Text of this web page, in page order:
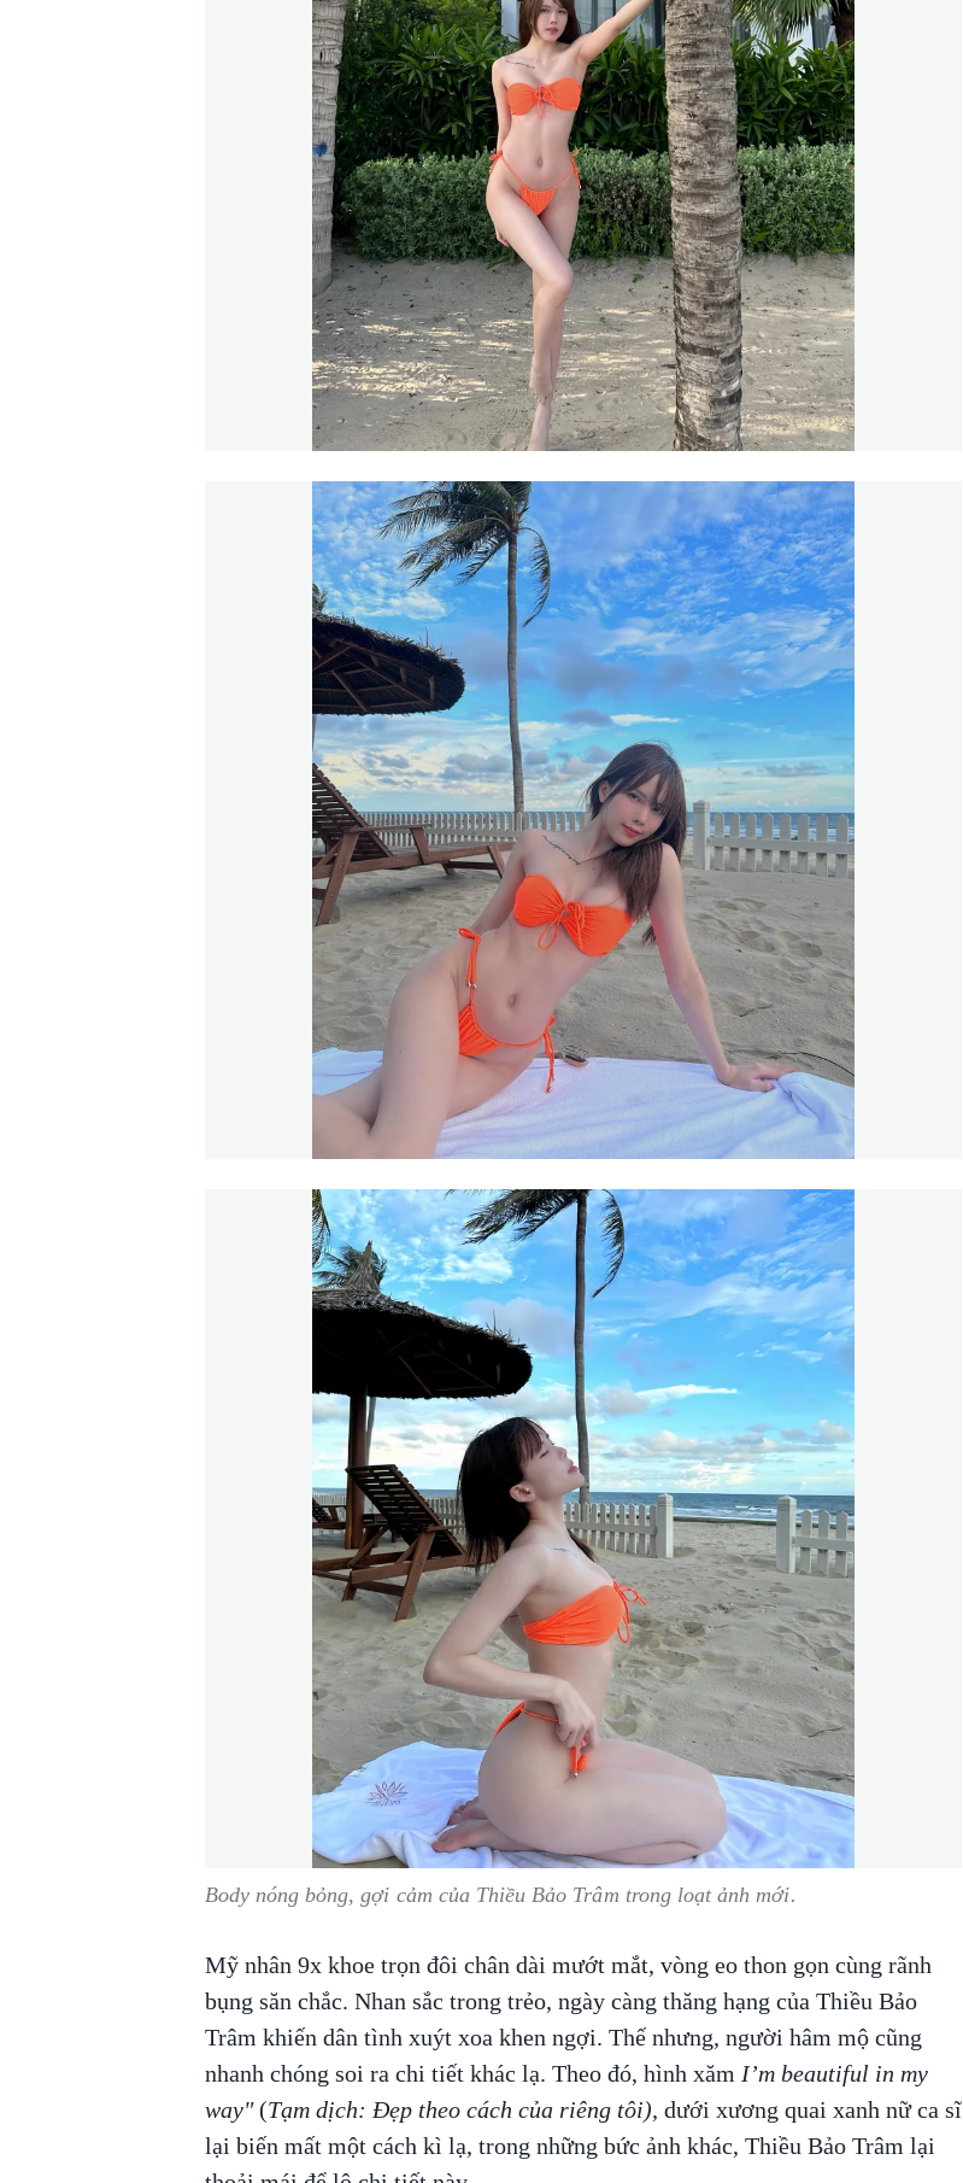
Body nóng bỏng, gợi cảm của Thiều Bảo Trâm trong loạt ảnh mới.
Mỹ nhân 9x khoe trọn đôi chân dài mướt mắt, vòng eo thon gọn cùng rãnh
bụng săn chắc. Nhan sắc trong trẻo, ngày càng thăng hạng của Thiều Bảo
Trâm khiến dân tình xuýt xoa khen ngợi. Thế nhưng, người hâm mộ cũng
nhanh chóng soi ra chi tiết khác lạ. Theo đó, hình xăm I’m beautiful in my
way" (Tạm dịch: Đẹp theo cách của riêng tôi), dưới xương quai xanh nữ ca sĩ
lại biến mất một cách kì lạ, trong những bức ảnh khác, Thiều Bảo Trâm lại